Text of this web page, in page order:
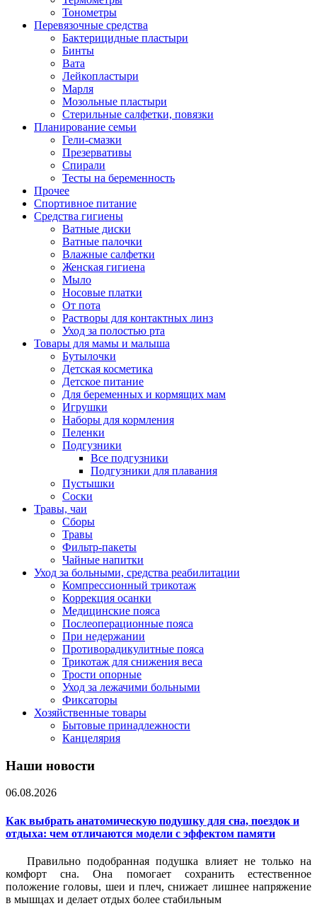
Тонометры
Перевязочные средства
Бактерицидные пластыри
Бинты
Вата
Лейкопластыри
Марля
Мозольные пластыри
Стерильные салфетки, повязки
Планирование семьи
Гели-смазки
Презервативы
Спирали
Тесты на беременность
Прочее
Спортивное питание
Средства гигиены
Ватные диски
Ватные палочки
Влажные салфетки
Женская гигиена
Мыло
Носовые платки
От пота
Растворы для контактных линз
Уход за полостью рта
Товары для мамы и малыша
Бутылочки
Детская косметика
Детское питание
Для беременных и кормящих мам
Игрушки
Наборы для кормления
Пеленки
Подгузники
Все подгузники
Подгузники для плавания
Пустышки
Соски
Травы, чаи
Сборы
Травы
Фильтр-пакеты
Чайные напитки
Уход за больными, средства реабилитации
Компрессионный трикотаж
Коррекция осанки
Медицинские пояса
Послеоперационные пояса
При недержании
Противорадикулитные пояса
Трикотаж для снижения веса
Трости опорные
Уход за лежачими больными
Фиксаторы
Хозяйственные товары
Бытовые принадлежности
Канцелярия
Наши новости
06.08.2026
Как выбрать анатомическую подушку для сна, поездок и
отдыха: чем отличаются модели с эффектом памяти
Правильно подобранная подушка влияет не только на
комфорт сна. Она помогает сохранить естественное
положение головы, шеи и плеч, снижает лишнее напряжение
в мышцах и делает отдых более стабильным